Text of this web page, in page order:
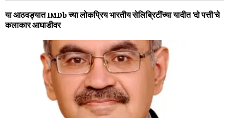
या आठवड्यात IMDb च्या लोकप्रिय भारतीय सेलिब्रिटींच्या यादीत ‘दो पत्ती’चे
कलाकार आघाडीवर